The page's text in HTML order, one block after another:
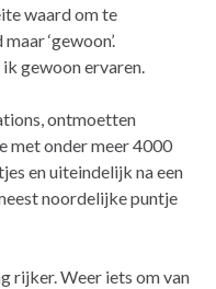
waard om te
‘gewoon’.
gewoon ervaren.
ontmoetten
met onder meer 4000
en uiteindelijk na een
noordelijke puntje
rijker. Weer iets om van